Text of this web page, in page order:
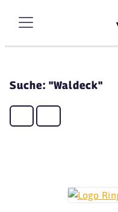
Suche: "Waldeck"